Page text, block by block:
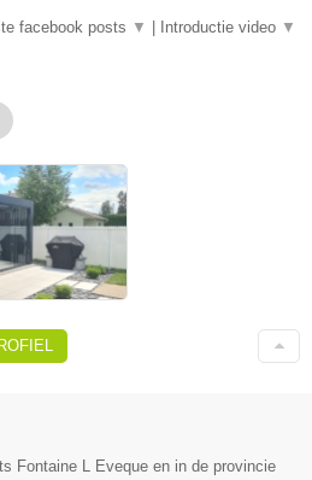
facebook posts ▼ Introductie video ▼
Fontaine L Eveque en in de provincie